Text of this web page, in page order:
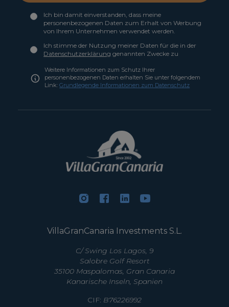
Ich bin damit einverstanden, dass meine
personenbezogenen Daten zum Erhalt von Werbung
von Ihrem Unternehmen verwendet werden.
Ich stimme der Nutzung meiner Daten für die in der
Datenschutzerklärung genannten Zwecke zu
Weitere Informationen zum Schutz Ihrer
personenbezogenen Daten erhalten Sie unter folgendem
Link:Grundlegende Informationen zum Datenschutz
VillaGranCanaria Investments S.L.
C/ Swing Los Lagos, 9
Salobre Golf Resort
35100 Maspalomas, Gran Canaria
Kanarische Inseln, Spanien
CIF: B76226992